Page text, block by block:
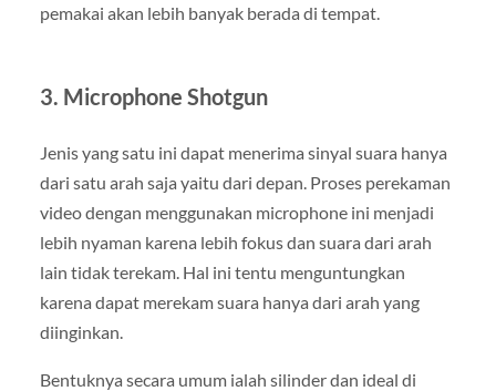
pemakai akan lebih banyak berada di tempat.
3. Microphone Shotgun
Jenis yang satu ini dapat menerima sinyal suara hanya
dari satu arah saja yaitu dari depan. Proses perekaman
video dengan menggunakan microphone ini menjadi
lebih nyaman karena lebih fokus dan suara dari arah
lain tidak terekam. Hal ini tentu menguntungkan
karena dapat merekam suara hanya dari arah yang
diinginkan.
Bentuknya secara umum ialah silinder dan ideal di